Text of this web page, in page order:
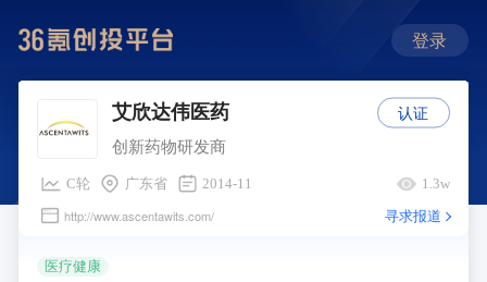
登录
艾欣达伟医药
创新药物研发商
C轮 广东省 2014-11 1.3w
http://www.ascentawits.com/ 寻求报道
医疗健康
认证